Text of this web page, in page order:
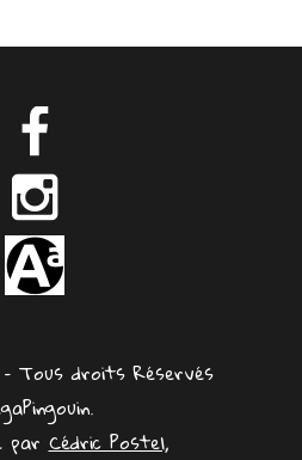
Tous droits Réservés
parCédric Postel,